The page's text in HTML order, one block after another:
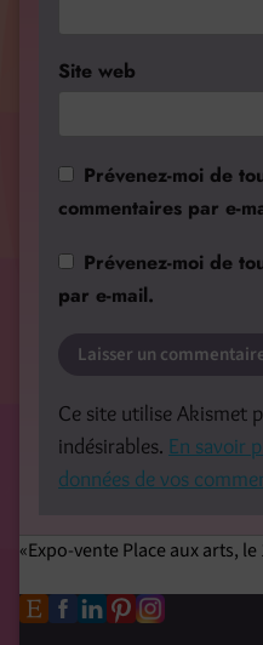
Site web
Prévenez-moi de
commentaires par e-
Prévenez-moi de
par e-mail.
Ce site utilise Akismet
indésirables. En savoir
données de vos
Expo-vente Place aux arts,